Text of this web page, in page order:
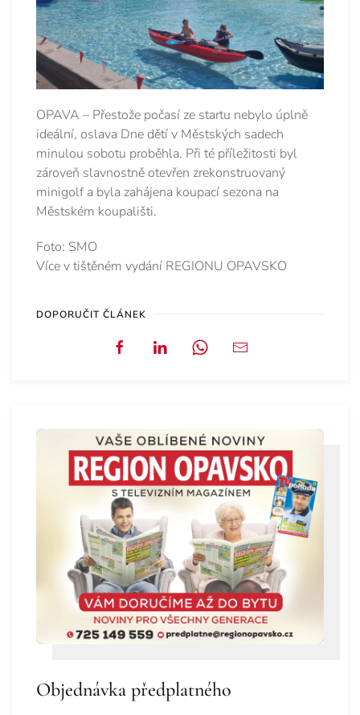
OPAVA – Přestože počasí ze startu nebylo úplně
ideální, oslava Dne dětí v Městských sadech
minulou sobotu proběhla. Při té příležitosti byl
zároveň slavnostně otevřen zrekonstruovaný
minigolf a byla zahájena koupací sezona na
Městském koupališti.
Foto: SMO
Více v tištěném vydání REGIONU OPAVSKO
DOPORUČIT ČLÁNEK
Objednávka předplatného